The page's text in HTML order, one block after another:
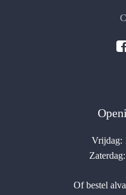
Vrijdag:
Of bestel